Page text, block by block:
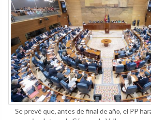
Se prevé que, antes de final de año, el PP